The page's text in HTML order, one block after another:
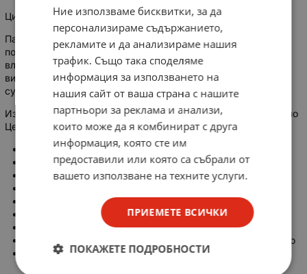
Цифров термометър и влагомер с външен датчик.
Панелен термометър с външна сонда, което го прави
подходящ за наблюдение и контрол на температурата и
влагата на различни уреди и съоръжения като: хладилни
витрини, парници, микроферми за кълнове, инкубатори,
сушилни и други.
Измерва температурата в диапазона от -50 до 70 градуса по
Целзий!
LCD Дисплей; 40x22.5mm
Температура по C и F: -50 ° C ~ 70 ° C (-58 ° F ~ 158 ° F)
Температура резолюция на дисплея 0,1 ° C (0.2 ° F)
Точност на измерване на температура ± 1 ° C
Влажност: от 10% до ~ 99%, 5% точност, резолюция 1%
Дължина на кабела с изм. сонда: 1м
Когато температура е извън обхват излиза надпис Hi / Lo
Захранване: DC 1,5V /1 х LR44 - не е включена в
Ние използваме бисквитки, за да
персонализираме съдържанието,
рекламите и да анализираме нашия
трафик. Също така споделяме
информация за използването на
нашия сайт от ваша страна с нашите
партньори за реклама и анализи,
които може да я комбинират с друга
информация, която сте им
предоставили или която са събрали от
вашето използване на техните услуги.
ПРИЕМЕТЕ ВСИЧКИ
ПОКАЖЕТЕ ПОДРОБНОСТИ